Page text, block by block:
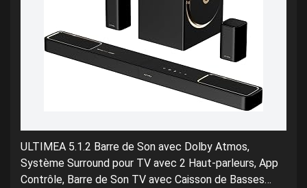
ULTIMEA 5.1.2 Barre de Son avec Dolby Atmos,
Système Surround pour TV avec 2 Haut-parleurs, App
Contrôle, Barre de Son TV avec Caisson de Basses